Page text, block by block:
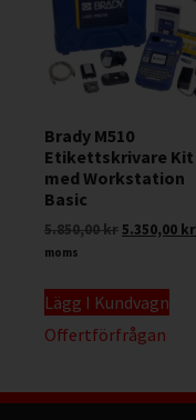
Brady M510
Etikettskrivare Kit
med Workstation
Basic
5.850,00kr5.350,00 kr
moms
Lägg I Kundvagn
Offertförfrågan